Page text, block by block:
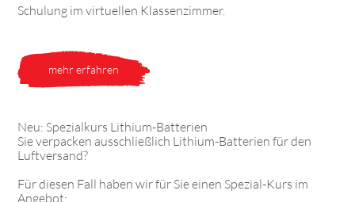
Schulung im virtuellen Klassenzimmer.
mehr erfahren
Neu: Spezialkurs Lithium-Batterien
Sie verpacken ausschließlich Lithium-Batterien für den
Luftversand?
Für diesen Fall haben wir für Sie einen Spezial-Kurs im
Angebot: